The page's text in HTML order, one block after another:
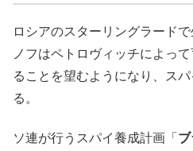
ロシアのスターリングラード
ノフはペトロヴィッチによっ
ることを望むようになり、ス
る。
ソ連が行うスパイ養成計画「